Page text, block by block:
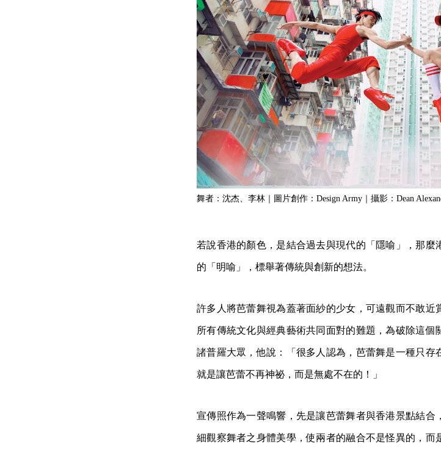
舞者：沈杰、李林｜圖片創作：Design Army｜攝影：Dean
若說香港的顏色，是結合過去與現代的「隱喻」，那
的「明喻」，標舉著傳統與創新的想法。
許多人將芭蕾舞視為蓋著面紗的少女，可遠觀而不敢
所有傳統文化與經典藝術共同面對的難題，為破除這
諸普羅大眾，他說：「很多人認為，芭蕾舞是一種只存
就是讓芭蕾不再神祕，而是無處不在的！」
宣傳照作為一聲鳴響，先是讓芭蕾舞者與香港景點結
細觀察舞者之身體美學，使兩者的融合不是怪異的，